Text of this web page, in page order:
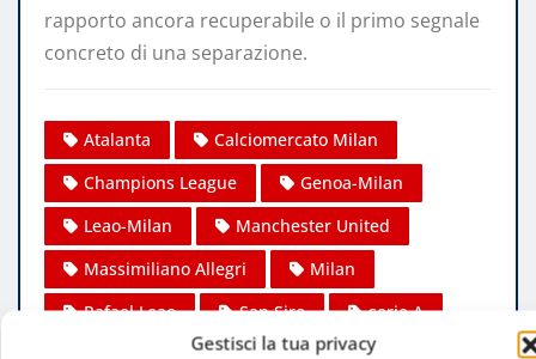
Gestisci la tua privacy
rapporto ancora recuperabile o il primo segnale
concreto di una separazione.
Atalanta
Calciomercato Milan
Champions League
Genoa-Milan
Leao-Milan
Manchester United
Massimiliano Allegri
Milan
Rafael Leao
San Siro serie A